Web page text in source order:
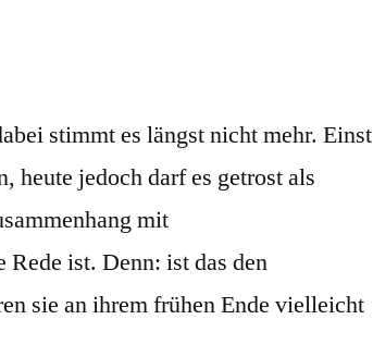
stimmt es längst nicht mehr. Einst
heute jedoch darf es getrost als
mit
ist. Denn: ist das den
sie an ihrem frühen Ende vielleicht